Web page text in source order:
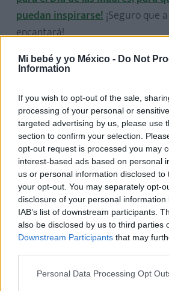
Mi bebé y yo México - Do Not
Information
If you wish to opt-out of the sale,
processing of your personal or
targeted advertising by us, please use
section to confirm your selection.
opt-out request is processed you may
interest-based ads based on personal
us or personal information disclosed
your opt-out. You may separately opt-
disclosure of your personal
IAB’s list of downstream participants.
also be disclosed by us to third parties
Downstream Participants that may
Personal Data Processing Opt
puedan inspirarse!¡Seguro que
encantará!
Manualidades para el
Si les faltan ideas de regalo para
¡descubre en este artículo 10
propuestas con las que
día!
Manualidades con fotos
¡Te proponemos 10
fáciles, originales y divertidas,
hacer con tu hijo!¡El resultado
Manualidades con rollos